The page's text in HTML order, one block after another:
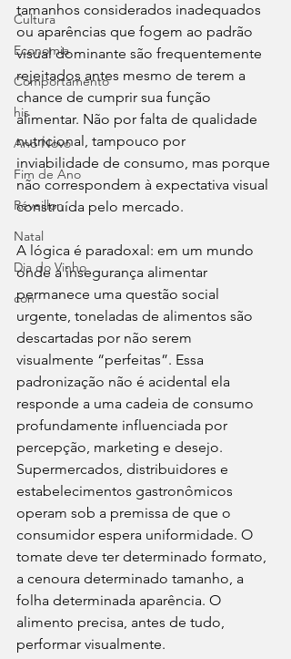
Cultura
Economia
Comportamento
his
Ano Novo
Fim de Ano
Réveillon
Natal
Dia do Vinho
con
tamanhos considerados inadequados
ou aparências que fogem ao padrão
visual dominante são frequentemente
rejeitados antes mesmo de terem a
chance de cumprir sua função
alimentar. Não por falta de qualidade
nutricional, tampouco por
inviabilidade de consumo, mas porque
não correspondem à expectativa visual
construída pelo mercado.
A lógica é paradoxal: em um mundo
onde a insegurança alimentar
permanece uma questão social
urgente, toneladas de alimentos são
descartadas por não serem
visualmente “perfeitas”. Essa
padronização não é acidental ela
responde a uma cadeia de consumo
profundamente influenciada por
percepção, marketing e desejo.
Supermercados, distribuidores e
estabelecimentos gastronômicos
operam sob a premissa de que o
consumidor espera uniformidade. O
tomate deve ter determinado formato,
a cenoura determinado tamanho, a
folha determinada aparência. O
alimento precisa, antes de tudo,
performar visualmente.